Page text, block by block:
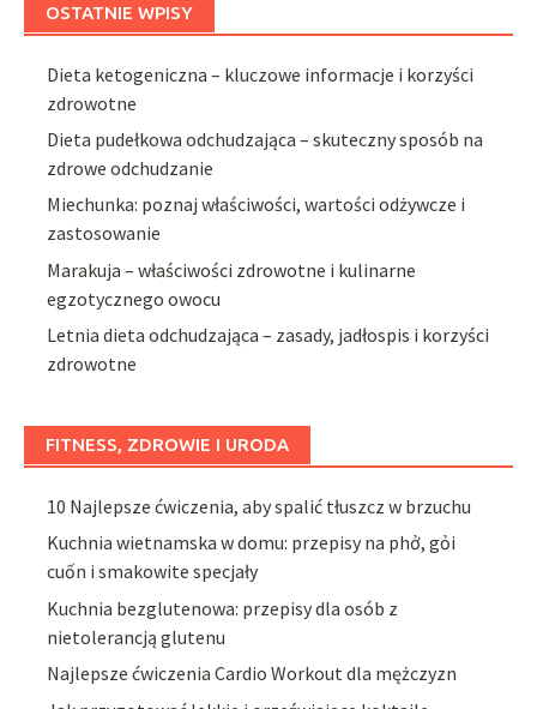
OSTATNIE WPISY
Dieta ketogeniczna – kluczowe informacje i korzyści
zdrowotne
Dieta pudełkowa odchudzająca – skuteczny sposób na
zdrowe odchudzanie
Miechunka: poznaj właściwości, wartości odżywcze i
zastosowanie
Marakuja – właściwości zdrowotne i kulinarne
egzotycznego owocu
Letnia dieta odchudzająca – zasady, jadłospis i korzyści
zdrowotne
FITNESS, ZDROWIE I URODA
10 Najlepsze ćwiczenia, aby spalić tłuszcz w brzuchu
Kuchnia wietnamska w domu: przepisy na phở, gỏi
cuốn i smakowite specjały
Kuchnia bezglutenowa: przepisy dla osób z
nietolerancją glutenu
Najlepsze ćwiczenia Cardio Workout dla mężczyzn